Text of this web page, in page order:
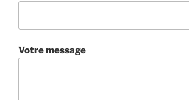
Votre message